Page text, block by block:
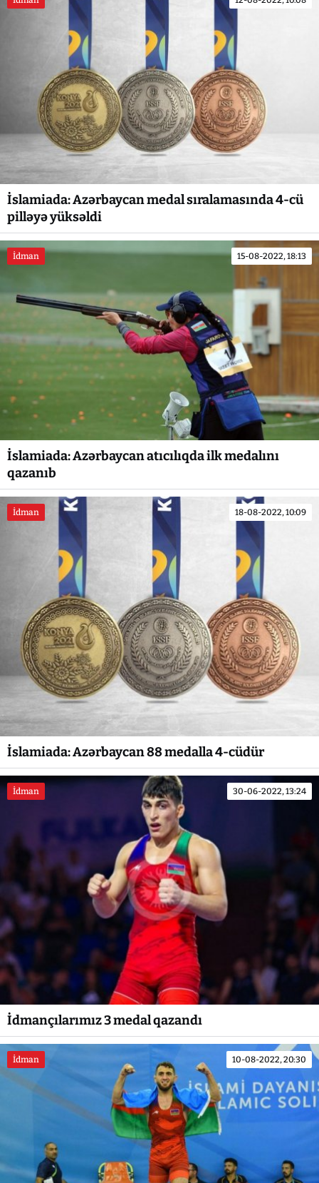
İslamiada: Azərbaycan medal sıralamasında 4-cü
pilləyə yüksəldi
İdman 15-08-2022, 18:13
İslamiada: Azərbaycan atıcılıqda ilk medalını
qazanıb
İdman 18-08-2022, 10:09
İslamiada: Azərbaycan 88 medalla 4-cüdür
İdman 30-06-2022, 13:24
İdmançılarımız 3 medal qazandı
İdman 10-08-2022, 20:30